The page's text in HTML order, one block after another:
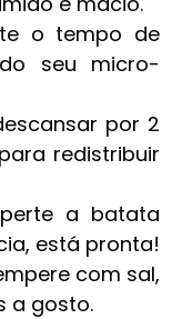
o tempo de
seu micro-
por 2
redistribuir
a batata
está pronta!
com sal,
a gosto.